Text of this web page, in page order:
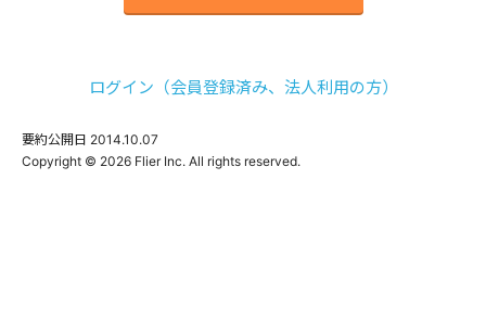
ログイン（会員登録済み、法人利用の方）
要約公開日 2014.10.07